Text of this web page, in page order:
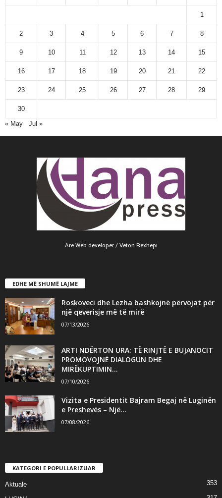
1
2 3 4 5 6 7 8
9 10 11 12 13 14 15
16 17 18 19 20 21 22
23 24 25 26 27 28 29
30
« May
Jul »
Are Web developer / Veton Rexhepi
EDHE MË SHUMË LAJME
Roskoveci dhe Lezha bashkojnë përvojat për
një qeverisje më të mirë
07/13/2026
ARTI NDËRTON URA: TË RINJTË E BUJANOCIT
PROMOVOJNË DIALOGUN DHE
MIRËKUPTIMIN...
07/10/2026
Vizita e Presidentit Bajram Begaj në Luginën
e Preshevës – Një...
07/08/2026
KATEGORI E POPULLARIZUAR
Aktuale 353